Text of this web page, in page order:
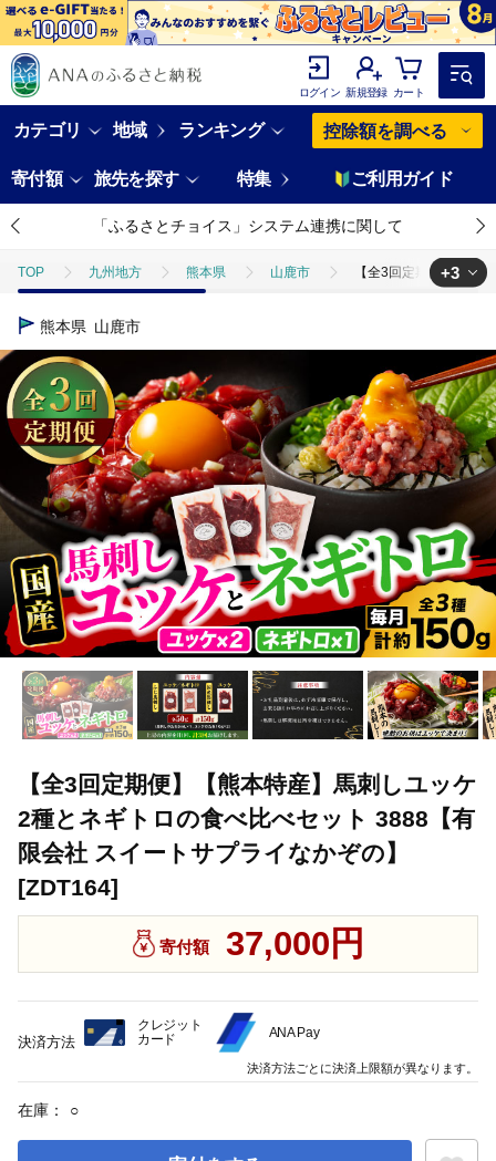
ログイン 新規登録 カート
カテゴリ 地域 ランキング 控除額を調べる
寄付額 旅先を探す 特集 ご利用ガイド
「ふるさとチョイス」システム連携に関して
TOP 九州地方 熊本県 山鹿市 【全3回定期便】【熊
TOP
TOP 【全3回定期便】【熊本特産】馬刺しユッケ
TOP 肉 馬肉 馬刺し 【全3回定期便】【熊本特産】
+3
熊本県 山鹿市
【全3回定期便】【熊本特産】馬刺しユッケ
2種とネギトロの食べ比べセット 3888【有
限会社 スイートサプライなかぞの】
[ZDT164]
寄付額 37,000円
在庫： ○
決済方法
クレジット
カード
ANA Pay
決済方法ごとに決済上限額が異なります。